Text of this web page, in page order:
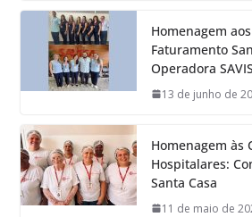
Homenagem
Faturamento
Operadora
13 de junho de
Homenagem às
Hospitalares:
Santa Casa
11 de maio de